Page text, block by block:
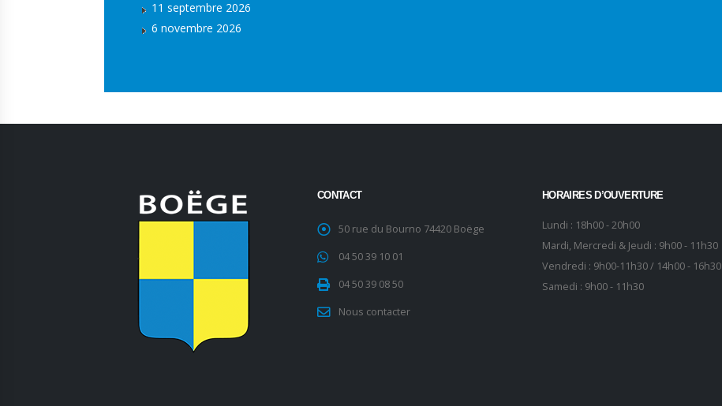
11 septembre 2026
6 novembre 2026
CONTACT
50 rue du Bourno 74420 Boëge
04 50 39 10 01
04 50 39 08 50
Nous contacter
HORAIRES D’OUVERTURE
Lundi : 18h00 - 20h00
Mardi, Mercredi & Jeudi : 9h00 - 11h30
Vendredi : 9h00-11h30 / 14h00 - 16h30
Samedi : 9h00 - 11h30